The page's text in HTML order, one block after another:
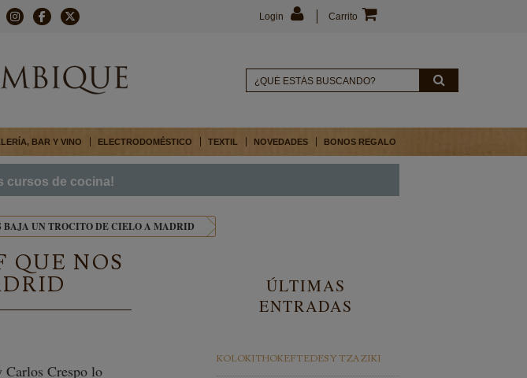
Carrito
Login
BAR Y VINO ELECTRODOMÉSTICO TEXTIL NOVEDADES BONOS REGALO
cursos de cocina!
BAJA UN TROCITO DE CIELO A MADRID
ÚLTIMAS
ENTRADAS
KOLOKITHOKEFTEDES Y TZAZIKI
QUE NOS
Carlos Crespo lo